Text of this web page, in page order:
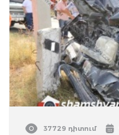
37729 դիտում